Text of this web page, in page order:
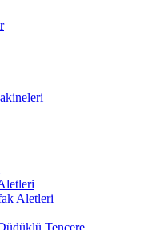
Aletleri
Tencere